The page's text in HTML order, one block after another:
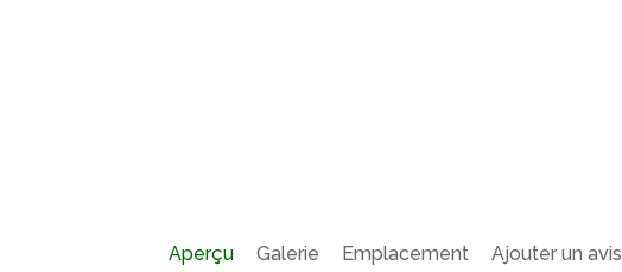
Aperçu Galerie Emplacement Ajouter un avis